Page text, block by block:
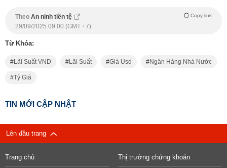
Theo An ninh tiền tệ Copy link
29/09/2025 09:00 (GMT +7)
Từ Khóa:
Lãi Suất VND Lãi Suất Giá Usd Ngân Hàng Nhà Nước
Tỷ Giá
TIN MỚI CẬP NHẬT
Lên đầu trang
Trang chủ Thị trường chứng khoán